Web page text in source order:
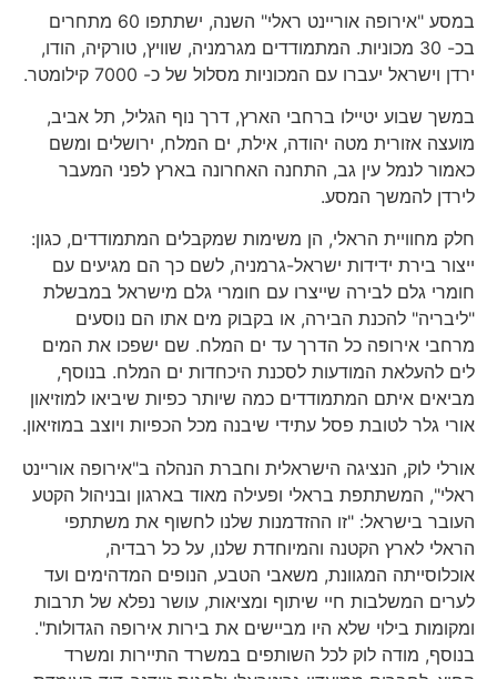
במסע "אירופה אוריינט ראלי" השנה, ישתתפו 60 מתחרים
בכ- 30 מכוניות. המתמודדים מגרמניה, שוויץ, טורקיה, הודו,
ירדן וישראל יעברו עם המכוניות מסלול של כ- 7000 קילומטר.
במשך שבוע יטיילו ברחבי הארץ, דרך נוף הגליל, תל אביב,
מועצה אזורית מטה יהודה, אילת, ים המלח, ירושלים ומשם
כאמור לנמל עין גב, התחנה האחרונה בארץ לפני המעבר
לירדן להמשך המסע.
חלק מחוויית הראלי, הן משימות שמקבלים המתמודדים, כגון:
ייצור בירת ידידות ישראל-גרמניה, לשם כך הם מגיעים עם
חומרי גלם לבירה שייצרו עם חומרי גלם מישראל במבשלת
"ליבריה" להכנת הבירה, או בקבוק מים אתו הם נוסעים
מרחבי אירופה כל הדרך עד ים המלח. שם ישפכו את המים
לים להעלאת המודעות לסכנת היכחדות ים המלח. בנוסף,
מביאים איתם המתמודדים כמה שיותר כפיות שיביאו למוזיאון
אורי גלר לטובת פסל עתידי שיבנה מכל הכפיות ויוצב במוזיאון.
אורלי לוק, הנציגה הישראלית וחברת הנהלה ב"אירופה אוריינט
ראלי", המשתתפת בראלי ופעילה מאוד בארגון ובניהול הקטע
העובר בישראל: "זו ההזדמנות שלנו לחשוף את משתתפי
הראלי לארץ הקטנה והמיוחדת שלנו, על כל רבדיה,
אוכלוסייתה המגוונת, משאבי הטבע, הנופים המדהימים ועד
לערים המשלבות חיי שיתוף ומציאות, עושר נפלא של תרבות
ומקומות בילוי שלא היו מביישים את בירות אירופה הגדולות".
בנוסף, מודה לוק לכל השותפים במשרד התיירות ומשרד